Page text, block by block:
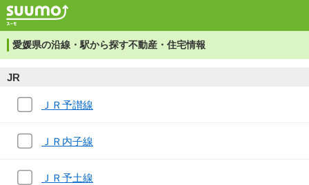
愛媛県の沿線・駅から探す不動産・住宅情報
JR
ＪＲ予讃線
ＪＲ内子線
ＪＲ予土線